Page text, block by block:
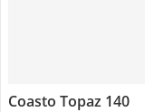
Coasto Topaz 140